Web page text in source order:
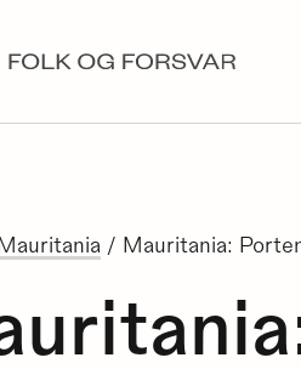
/ Mauritania: